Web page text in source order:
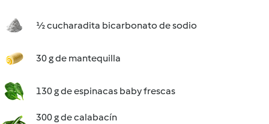
½ cucharadita bicarbonato de sodio
30 g de mantequilla
130 g de espinacas baby frescas
300 g de calabacín